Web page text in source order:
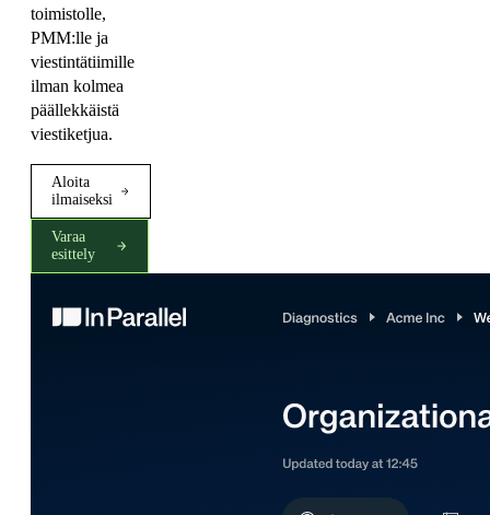
toimistolle,
PMM:lle ja
viestintätiimille
ilman kolmea
päällekkäistä
viestiketjua.
Aloita
ilmaiseksi
Varaa
esittely